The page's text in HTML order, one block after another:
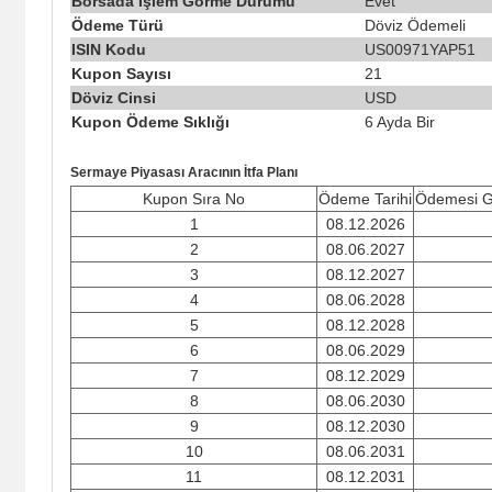
Ödeme Türü
Döviz Ödemeli
ISIN Kodu
US00971YAP51
Kupon Sayısı
21
Döviz Cinsi
USD
Kupon Ödeme Sıklığı
6 Ayda Bir
Sermaye Piyasası Aracının İtfa Planı
Kupon Sıra No Ödeme TarihiÖdemesi
1
08.12.2026
2
08.06.2027
3
08.12.2027
4
08.06.2028
5
08.12.2028
6
08.06.2029
7
08.12.2029
8
08.06.2030
9
08.12.2030
10
08.06.2031
11
08.12.2031